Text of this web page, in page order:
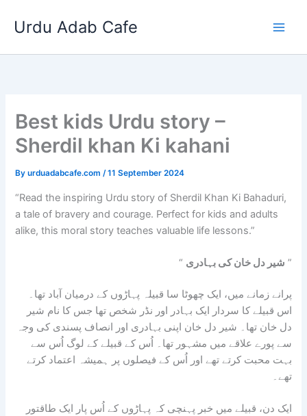
Urdu Adab Cafe
Best kids Urdu story –
Sherdil khan Ki kahani
Byurduadabcafe.com/11 September 2024
“Read the inspiring Urdu story of Sherdil Khan Ki Bahaduri,
a tale of bravery and courage. Perfect for kids and adults
alike, this moral story teaches valuable life lessons.”
” شیر دل خان کی بہادری “
پرانے زمانے میں، ایک چھوٹا سا قبیلہ پہاڑوں کے درمیان آباد تھا۔
اس قبیلے کا سردار ایک بہادر اور نڈر شخص تھا جس کا نام شیر
دل خان تھا۔ شیر دل خان اپنی بہادری اور انصاف پسندی کی وجہ
سے پورے علاقے میں مشہور تھا۔ اُس کے قبیلے کے لوگ اُس سے
بہت محبت کرتے تھے اور اُس کے فیصلوں پر ہمیشہ اعتماد کرتے
تھے۔
ایک دن، قبیلے میں خبر پہنچی کہ پہاڑوں کے اُس پار ایک طاقتور